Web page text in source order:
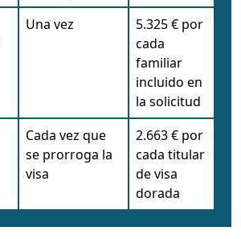
Una vez
5.325 € por
cada
familiar
incluido en
la solicitud
Cada vez que
se prorroga la
visa
2.663 € por
cada titular
de visa
dorada